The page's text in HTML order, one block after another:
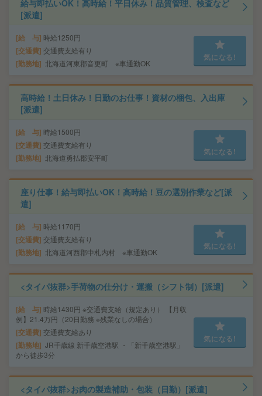
給与即払いOK！高時給！平日休み！品質管理、検査など
[派遣]
給 与 時給1250円
交通費 交通費支給有り
勤務地 北海道河東郡音更町 ※車通勤OK
気になる!
高時給！土日休み！日勤のお仕事！資材の梱包、入出庫
[派遣]
給 与 時給1500円
交通費 交通費支給有り
勤務地 北海道勇払郡安平町
気になる!
座り仕事！給与即払いOK！高時給！豆の選別作業など[派
遣]
給 与 時給1170円
交通費 交通費支給有り
勤務地 北海道河西郡中札内村 ※車通勤OK
気になる!
<タイパ抜群>手荷物の仕分け・運搬（シフト制）[派遣]
給 与 時給1430円 ※交通費支給（規定あり） 【月収
例】21.4万円（20日勤務 ※残業なしの場合）
交通費 交通費支給あり
勤務地 JR千歳線 新千歳空港駅 ・「新千歳空港駅」
から徒歩3分
気になる!
<タイパ抜群>お肉の製造補助・包装（日勤）[派遣]